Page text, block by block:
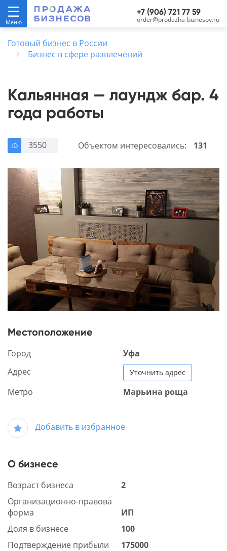
+7 (906) 721 77 59
order@prodazha-biznesov.ru
Готовый бизнес в России
Бизнес в сфере развлечений
Кальянная — лаундж бар. 4
года работы
ID 3550 Объектом интересовались: 131
Местоположение
Город
Уфа
Адрес
Уточнить адрес
Метро Марьина роща
Добавить в избранное
О бизнесе
Возраст бизнеса
2
Организационно-правова
форма
ИП
Доля в бизнесе
100
Подтверждение прибыли
175000